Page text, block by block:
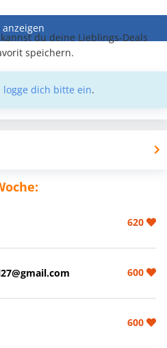
anzeigen
du deine Lieblings-Deals
speichern.
logge dich bitte ein.
620
600
600